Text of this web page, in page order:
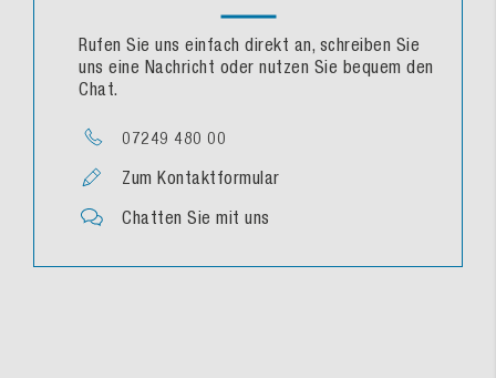
Rufen Sie uns einfach direkt an, schreiben Sie
uns eine Nachricht oder nutzen Sie bequem den
Chat.
07249 480 00
Zum Kontaktformular
Chatten Sie mit uns